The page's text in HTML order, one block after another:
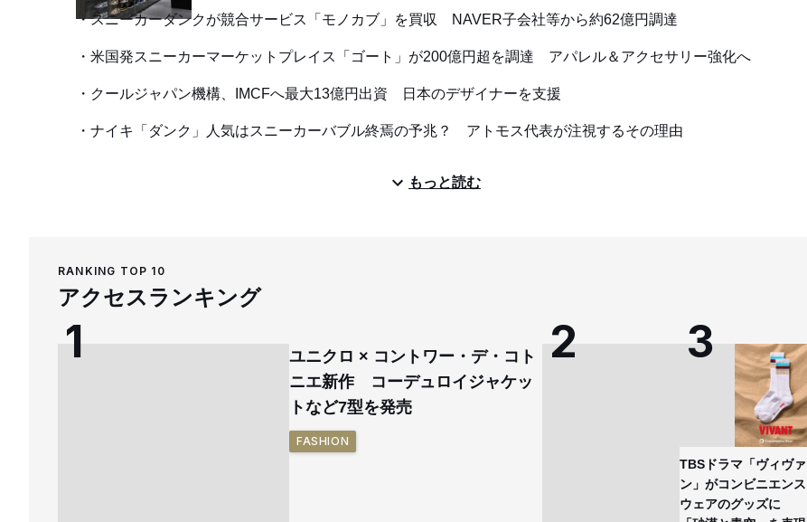
スニーカーダンクが競合サービス「モノカブ」を買収 NAVER子会社等から約62億円調達
米国発スニーカーマーケットプレイス「ゴート」が200億円超を調達 アパレル＆アクセサリー強化へ
クールジャパン機構、IMCFへ最大13億円出資 日本のデザイナーを支援
ナイキ「ダンク」人気はスニーカーバブル終焉の予兆？ アトモス代表が注視するその理由
もっと読む
RANKING TOP 10
アクセスランキング
ユニクロ × コントワー・デ・コト
ニエ新作 コーデュロイジャケッ
トなど7型を発売
FASHION
TBSドラマ「ヴィヴァ
ン」がコンビニエンス
ウェアのグッズに